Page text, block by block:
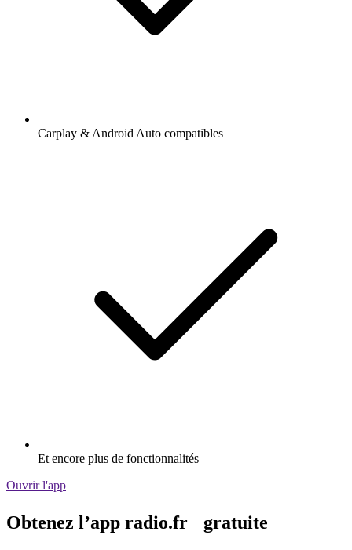
Carplay & Android Auto compatibles
Et encore plus de fonctionnalités
Ouvrir l'app
Obtenez l’app radio.fr gratuite